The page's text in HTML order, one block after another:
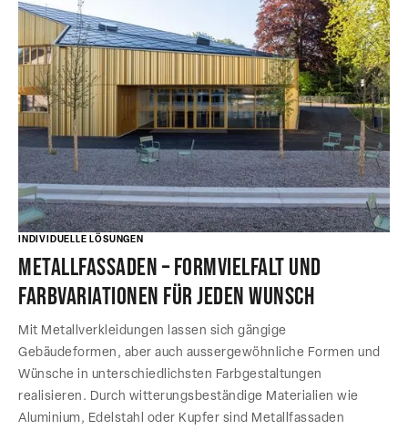
INDIVIDUELLE LÖSUNGEN
Metallfassaden – Formvielfalt und
Farbvariationen für jeden Wunsch
Mit Metallverkleidungen lassen sich gängige
Gebäudeformen, aber auch aussergewöhnliche Formen und
Wünsche in unterschiedlichsten Farbgestaltungen
realisieren. Durch witterungsbeständige Materialien wie
Aluminium, Edelstahl oder Kupfer sind Metallfassaden